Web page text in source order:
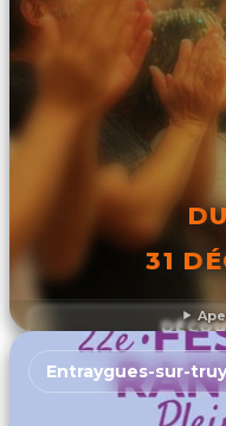
31
Entraygues-sur-